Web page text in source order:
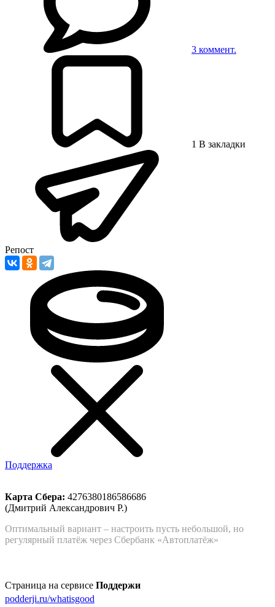
3 коммент.
1 В закладки
Репост
Поддержка
Карта Сбера: 4276380186586686
(Дмитрий Александрович Р.)
Оптимальный вариант – настроить пусть небольшой, но
регулярный платёж через Сбербанк «Автоплатёж»
Страница на сервисе Поддержи
podderji.ru/whatisgood